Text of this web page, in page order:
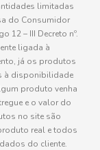
limitadas
do Consumidor
12 – III Decreto nº.
ligada à
já os produtos
à disponibilidade
produto venha
e o valor do
no site são
real e todos
do cliente.